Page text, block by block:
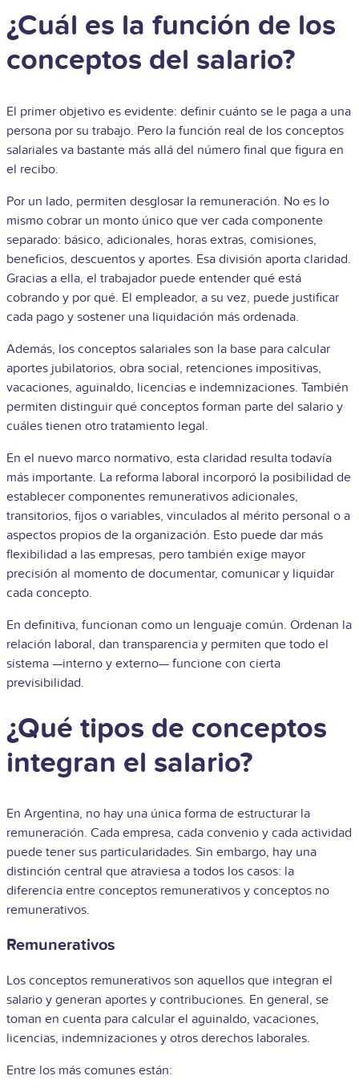
¿Cuál es la función de los
conceptos del salario?
El primer objetivo es evidente: definir cuánto se le paga a una
persona por su trabajo. Pero la función real de los conceptos
salariales va bastante más allá del número final que figura en
el recibo.
Por un lado, permiten desglosar la remuneración. No es lo
mismo cobrar un monto único que ver cada componente
separado: básico, adicionales, horas extras, comisiones,
beneficios, descuentos y aportes. Esa división aporta claridad.
Gracias a ella, el trabajador puede entender qué está
cobrando y por qué. El empleador, a su vez, puede justificar
cada pago y sostener una liquidación más ordenada.
Además, los conceptos salariales son la base para calcular
aportes jubilatorios, obra social, retenciones impositivas,
vacaciones, aguinaldo, licencias e indemnizaciones. También
permiten distinguir qué conceptos forman parte del salario y
cuáles tienen otro tratamiento legal.
En el nuevo marco normativo, esta claridad resulta todavía
más importante. La reforma laboral incorporó la posibilidad de
establecer componentes remunerativos adicionales,
transitorios, fijos o variables, vinculados al mérito personal o a
aspectos propios de la organización. Esto puede dar más
flexibilidad a las empresas, pero también exige mayor
precisión al momento de documentar, comunicar y liquidar
cada concepto.
En definitiva, funcionan como un lenguaje común. Ordenan la
relación laboral, dan transparencia y permiten que todo el
sistema —interno y externo— funcione con cierta
previsibilidad.
¿Qué tipos de conceptos
integran el salario?
En Argentina, no hay una única forma de estructurar la
remuneración. Cada empresa, cada convenio y cada actividad
puede tener sus particularidades. Sin embargo, hay una
distinción central que atraviesa a todos los casos: la
diferencia entre conceptos remunerativos y conceptos no
remunerativos.
Remunerativos
Los conceptos remunerativos son aquellos que integran el
salario y generan aportes y contribuciones. En general, se
toman en cuenta para calcular el aguinaldo, vacaciones,
licencias, indemnizaciones y otros derechos laborales.
Entre los más comunes están: